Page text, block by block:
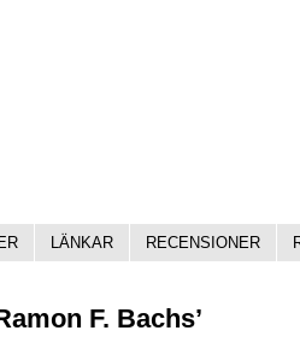
LÄNKAR RECENSIONER
F. Bachs’